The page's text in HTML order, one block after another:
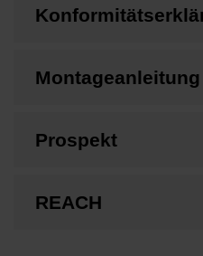
Montageanleitung
Prospekt
REACH